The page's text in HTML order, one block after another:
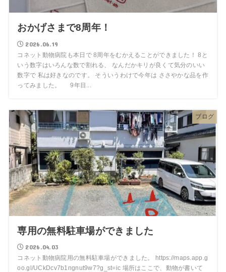
おかげさまで8周年！
2026.06.19
コネット動物病院も本日で 8周年をむかえることができました！ 8と
いう数字はいろんな数で割れる、 なんだかキリが良くて気分のいい
数字で 私は好きなのです。 そういうわけで今年は ささやかな品を作
ってみました。 9年目...
ブログ
専用の無料駐車場ができました
2026.04.03
コネット動物病院用の無料駐車場ができました。 https://maps.app.g
oo.gl/UCkDcv7b1ngnut9w7?g_st=ic 場所はここで、動物が書いて